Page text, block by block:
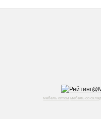
мебель оптом мебель со